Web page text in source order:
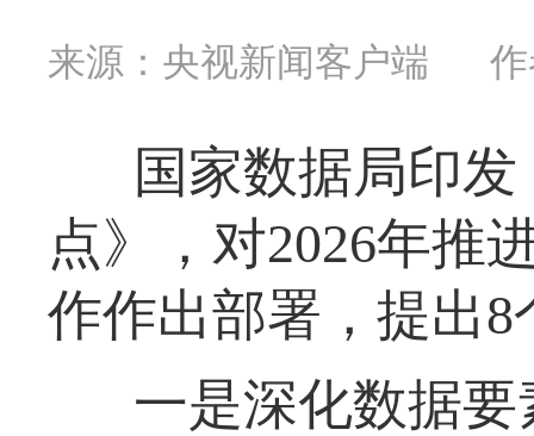
来源：央视新闻客户端
国家数据局印
点》，对2026年推
作作出部署，提出
一是深化数据